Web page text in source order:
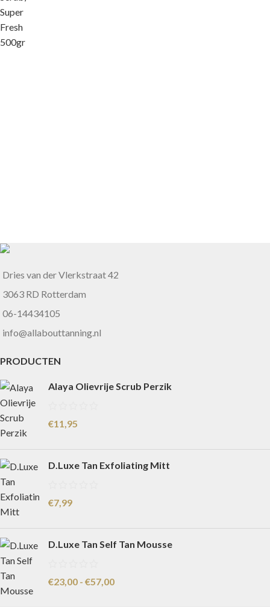
Dries van der Vlerkstraat 42
3063 RD Rotterdam
06-14434105
info@allabouttanning.nl
PRODUCTEN
Alaya Olievrije Scrub Perzik
€11,95
D.Luxe Tan Exfoliating Mitt
€7,99
D.Luxe Tan Self Tan Mousse
€23,00 - €57,00